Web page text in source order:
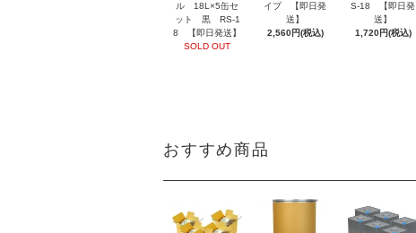
ル 18L×5缶セ
ット 黒 RS-1
8 【即日発送】
SOLD OUT
イプ 【即日発
送】
2,560円(税込)
S-18 【即日発
送】
1,720円(税込)
おすすめ商品